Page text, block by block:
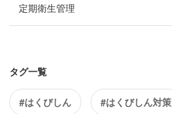
定期衛生管理
タグ一覧
#はくびしん #はくびしん対策